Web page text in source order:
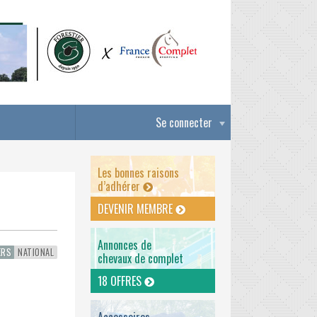
Se connecter
NATIONAL
Les bonnes raisons
d’adhérer
DEVENIR MEMBRE
Annonces de
chevaux de complet
18 OFFRES